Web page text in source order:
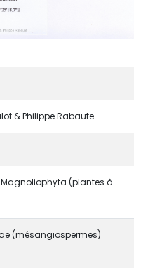
& Philippe Rabaute
(plantes à
(mésangiospermes)